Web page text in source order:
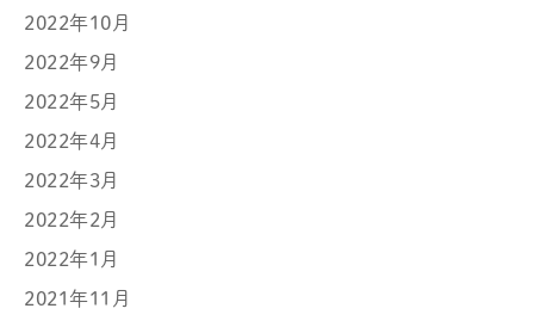
2022年10月
2022年9月
2022年5月
2022年4月
2022年3月
2022年2月
2022年1月
2021年11月